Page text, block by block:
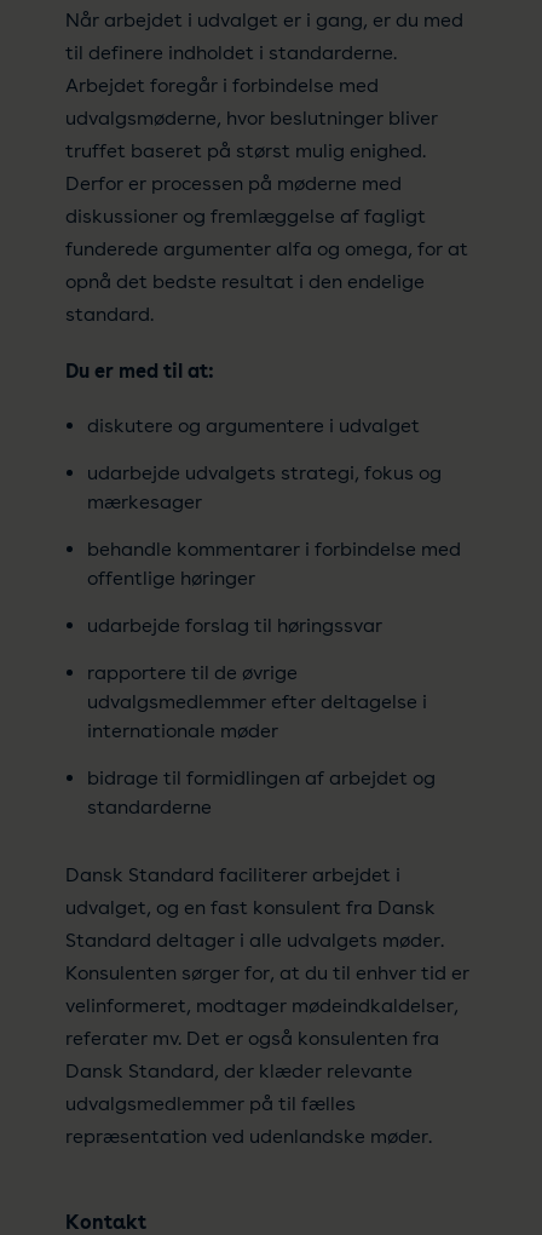
Når arbejdet i udvalget er i gang, er du med
til definere indholdet i standarderne.
Arbejdet foregår i forbindelse med
udvalgsmøderne, hvor beslutninger bliver
truffet baseret på størst mulig enighed.
Derfor er processen på møderne med
diskussioner og fremlæggelse af fagligt
funderede argumenter alfa og omega, for at
opnå det bedste resultat i den endelige
standard.
Du er med til at:
diskutere og argumentere i udvalget
udarbejde udvalgets strategi, fokus og
mærkesager
behandle kommentarer i forbindelse med
offentlige høringer
udarbejde forslag til høringssvar
rapportere til de øvrige
udvalgsmedlemmer efter deltagelse i
internationale møder
bidrage til formidlingen af arbejdet og
standarderne
Dansk Standard faciliterer arbejdet i
udvalget, og en fast konsulent fra Dansk
Standard deltager i alle udvalgets møder.
Konsulenten sørger for, at du til enhver tid er
velinformeret, modtager mødeindkaldelser,
referater mv. Det er også konsulenten fra
Dansk Standard, der klæder relevante
udvalgsmedlemmer på til fælles
repræsentation ved udenlandske møder.
Kontakt